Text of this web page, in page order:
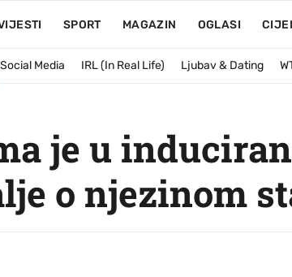
SPORT MAGAZIN OGLASI
Social Media IRL (In Real Life) Ljubav & Dating
je u
o njezinom